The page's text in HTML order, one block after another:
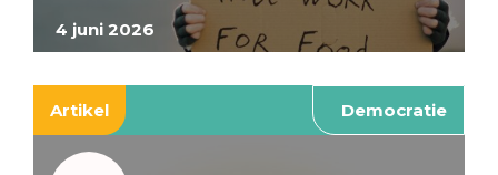
4 juni 2026
Artikel Democratie